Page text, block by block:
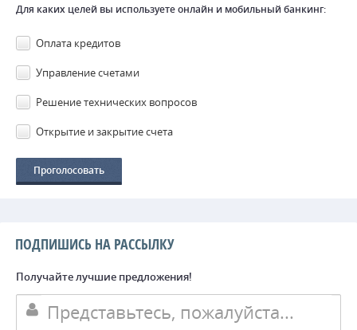
Для каких целей вы используете онлайн и мобильный банкинг:
Оплата кредитов
Управление счетами
Решение технических вопросов
Открытие и закрытие счета
ПОДПИШИСЬ НА РАССЫЛКУ
Получайте лучшие предложения!